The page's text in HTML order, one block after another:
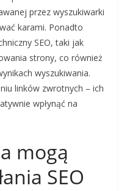
przez wyszukiwarki
karami. Ponadto
SEO, taki jak
strony, co również
wyszukiwania.
linków zwrotnych – ich
wpłynąć na
mogą
SEO